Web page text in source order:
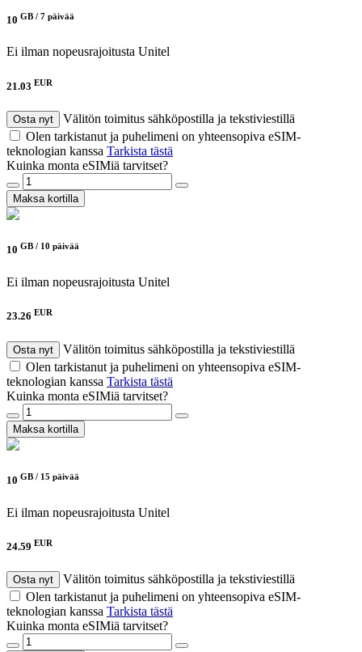
10 GB / 7 päivää
Ei ilman nopeusrajoitusta Unitel
21.03 EUR
Osta nyt
Välitön toimitus sähköpostilla ja tekstiviestillä
Olen tarkistanut ja puhelimeni on yhteensopiva eSIM-
teknologian kanssa Tarkista tästä
Kuinka monta eSIMiä tarvitset?
Maksa kortilla
10 GB / 10 päivää
Ei ilman nopeusrajoitusta Unitel
23.26 EUR
Osta nyt
Välitön toimitus sähköpostilla ja tekstiviestillä
Olen tarkistanut ja puhelimeni on yhteensopiva eSIM-
teknologian kanssa Tarkista tästä
Kuinka monta eSIMiä tarvitset?
Maksa kortilla
10 GB / 15 päivää
Ei ilman nopeusrajoitusta Unitel
24.59 EUR
Osta nyt
Välitön toimitus sähköpostilla ja tekstiviestillä
Olen tarkistanut ja puhelimeni on yhteensopiva eSIM-
teknologian kanssa Tarkista tästä
Kuinka monta eSIMiä tarvitset?